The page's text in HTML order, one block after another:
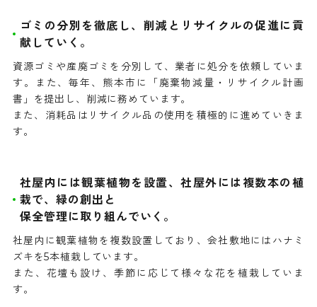
ゴミの分別を徹底し、削減とリサイクルの促進に貢
献していく。
資源ゴミや産廃ゴミを分別して、業者に処分を依頼していま
す。また、毎年、熊本市に「廃棄物減量・リサイクル計画
書」を提出し、削減に務めています。
また、消耗品はリサイクル品の使用を積極的に進めていきま
す。
社屋内には観葉植物を設置、社屋外には複数本の植
栽で、緑の創出と
保全管理に取り組んでいく。
社屋内に観葉植物を複数設置しており、会社敷地にはハナミ
ズキを5本植栽しています。
また、花壇も設け、季節に応じて様々な花を植栽していま
す。